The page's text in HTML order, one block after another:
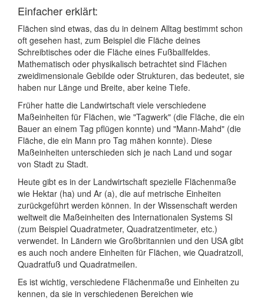
Einfacher erklärt:
Flächen sind etwas, das du in deinem Alltag bestimmt schon
oft gesehen hast, zum Beispiel die Fläche deines
Schreibtisches oder die Fläche eines Fußballfeldes.
Mathematisch oder physikalisch betrachtet sind Flächen
zweidimensionale Gebilde oder Strukturen, das bedeutet, sie
haben nur Länge und Breite, aber keine Tiefe.
Früher hatte die Landwirtschaft viele verschiedene
Maßeinheiten für Flächen, wie "Tagwerk" (die Fläche, die ein
Bauer an einem Tag pflügen konnte) und "Mann-Mahd" (die
Fläche, die ein Mann pro Tag mähen konnte). Diese
Maßeinheiten unterschieden sich je nach Land und sogar
von Stadt zu Stadt.
Heute gibt es in der Landwirtschaft spezielle Flächenmaße
wie Hektar (ha) und Ar (a), die auf metrische Einheiten
zurückgeführt werden können. In der Wissenschaft werden
weltweit die Maßeinheiten des Internationalen Systems SI
(zum Beispiel Quadratmeter, Quadratzentimeter, etc.)
verwendet. In Ländern wie Großbritannien und den USA gibt
es auch noch andere Einheiten für Flächen, wie Quadratzoll,
Quadratfuß und Quadratmeilen.
Es ist wichtig, verschiedene Flächenmaße und Einheiten zu
kennen, da sie in verschiedenen Bereichen wie